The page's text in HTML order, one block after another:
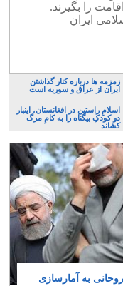
را بگیرند.
ایران
زمزمه ها درباره کنار گذاشتن
ایران از عراق و سوریه است
اسلامِ راستین در افغانستان، اینبار
دو کودکِ بیگناه را به کامِ مرگ
کشاند
به آمارسازی